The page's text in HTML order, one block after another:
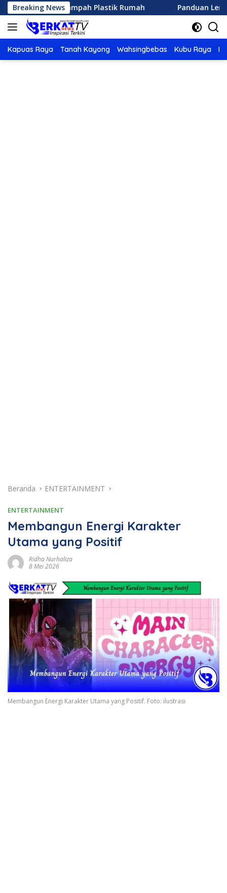
Langsung
ke
konten
Breaking News
Sampah Plastik Rumah Panduan Lengkap
Kapuas Raya Tanah Kayong Wahsingbebas Kubu Raya
Beranda ENTERTAINMENT
ENTERTAINMENT
Membangun Energi Karakter
Utama yang Positif
Ridha Nurhaliza
8 Mei 2026
Membangun Energi Karakter Utama yang Positif. Foto: ilustrasi